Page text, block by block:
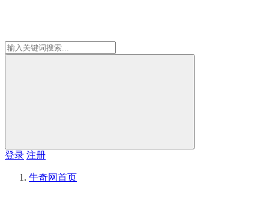
登录 注册
牛奇网首页